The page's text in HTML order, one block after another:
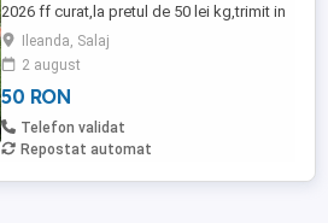
2026 ff curat,la pretul de 50 lei kg,trimit in
toata tara,polenul este dulce si dulce
acrisor,din flora spontana si pomi
fructiferi zona Somesului din judetul
Salaj,zona fara stropiri sau ierbicidari
Ileanda, Salaj
2 august
50 RON
Telefon validat
Repostat automat